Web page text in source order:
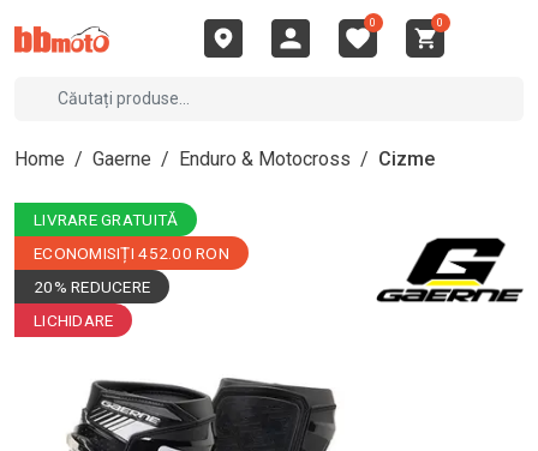
0 0
Home / Gaerne / Enduro & Motocross / Cizme
LIVRARE GRATUITĂ
ECONOMISIȚI 452.00 RON
20% REDUCERE
LICHIDARE